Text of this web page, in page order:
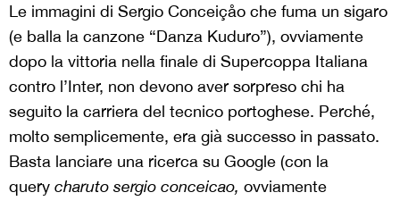
Le immagini di Sergio Conceiçåo che fuma un sigaro
(e balla la canzone “Danza Kuduro”), ovviamente
dopo la vittoria nella finale di Supercoppa Italiana
contro l’Inter, non devono aver sorpreso chi ha
seguito la carriera del tecnico portoghese. Perché,
molto semplicemente, era già successo in passato.
Basta lanciare una ricerca su Google (con la
query charuto sergio conceicao, ovviamente